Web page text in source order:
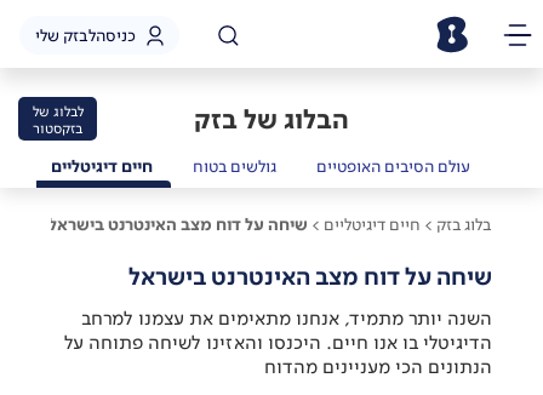
כניסהלבזק שלי
הבלוג של בזק
לבלוג של
בזקסטור
עולם הסיבים האופטיים גולשים בטוח חיים דיגיטליים
בלוג בזק > חיים דיגיטליים > שיחה על דוח מצב האינטרנט בישראל
שיחה על דוח מצב האינטרנט בישראל
השנה יותר מתמיד, אנחנו מתאימים את עצמנו למרחב
הדיגיטלי בו אנו חיים. היכנסו והאזינו לשיחה פתוחה על
הנתונים הכי מעניינים מהדוח